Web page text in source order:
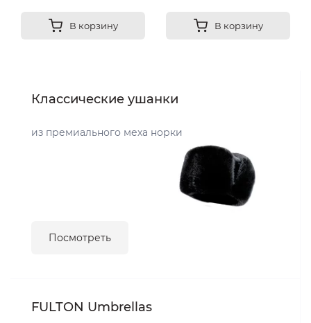
В корзину В корзину
Классические ушанки
из премиального меха норки
Посмотреть
FULTON Umbrellas